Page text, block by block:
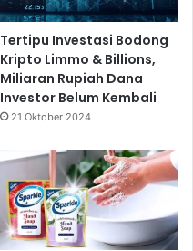
Tertipu Investasi Bodong
Kripto Limmo & Billions,
Miliaran Rupiah Dana
Investor Belum Kembali
21 Oktober 2024